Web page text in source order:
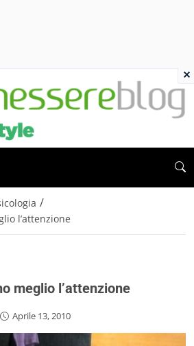
/
l’attenzione
meglio l’attenzione
Aprile 13, 2010
×